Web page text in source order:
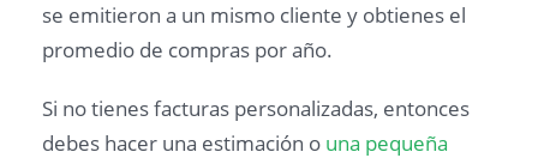
se emitieron a un mismo cliente y obtienes el
promedio de compras por año.
Si no tienes facturas personalizadas, entonces
debes hacer una estimación o una pequeña